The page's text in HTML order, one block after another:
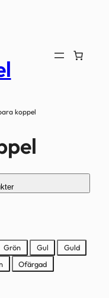
koppel
Grön Gul
Guld
Ofärgad